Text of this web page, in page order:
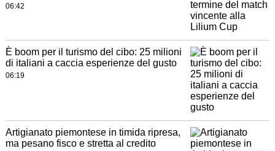
06:42
È boom per il turismo del cibo: 25 milioni
di italiani a caccia esperienze del gusto
06:19
Artigianato piemontese in timida ripresa,
ma pesano fisco e stretta al credito